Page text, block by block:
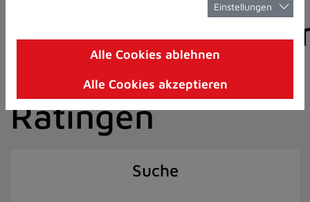
8)
I)
der Stadt
Ratingen
Suche
Einstellungen
Alle Cookies ablehnen
Alle Cookies akzeptieren